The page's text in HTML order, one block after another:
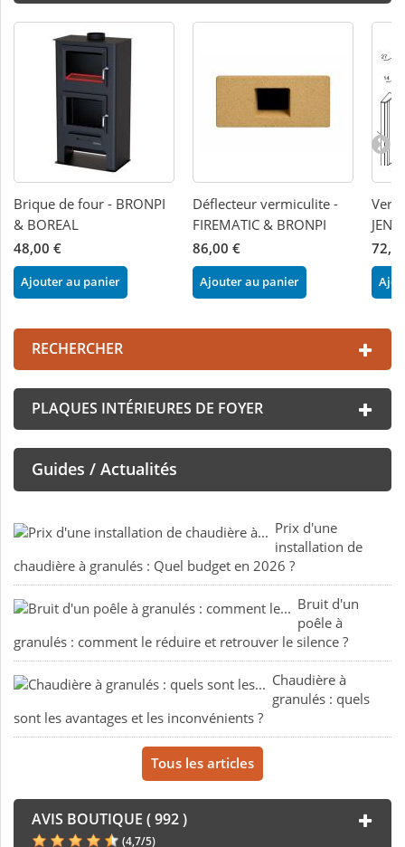
Brique de four - BRONPI
& BOREAL
48,00 €
Ajouter au panier
Déflecteur vermiculite -
FIREMATIC & BRONPI
86,00 €
Ajouter au panier
RECHERCHER
PLAQUES INTÉRIEURES DE FOYER
Guides / Actualités
Prix d'une
installation de
chaudière à granulés : Quel budget en 2026 ?
Bruit d'un
poêle à
granulés : comment le réduire et retrouver le silence ?
Chaudière à
granulés : quels
sont les avantages et les inconvénients ?
Tous les articles
AVIS BOUTIQUE ( 992 )
(4,7/5)